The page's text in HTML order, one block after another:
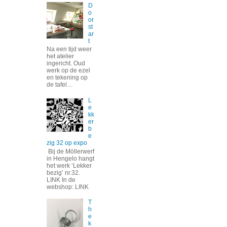
D
o
or
st
ar
t
Na een tijd weer
het atelier
ingericht. Oud
werk op de ezel
en tekening op
de tafel…
L
e
kk
er
b
e
zig 32 op expo
Bij de Möllerwerf
in Hengelo hangt
het werk ‘Lekker
bezig’ nr.32.
LINK In de
webshop: LINK
T
h
e
k